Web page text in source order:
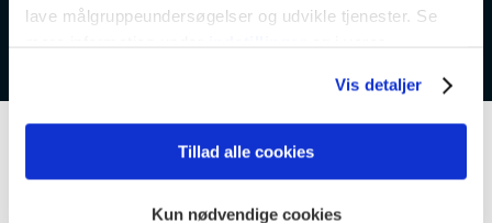
lave målgruppeundersøgelser og udvikle tjenester. Se
"Cookiedeklaration", eller ved at trykke på "Privacy
Vis detaljer
Tillad alle cookies
Kun nødvendige cookies
Kommende aktiviteter